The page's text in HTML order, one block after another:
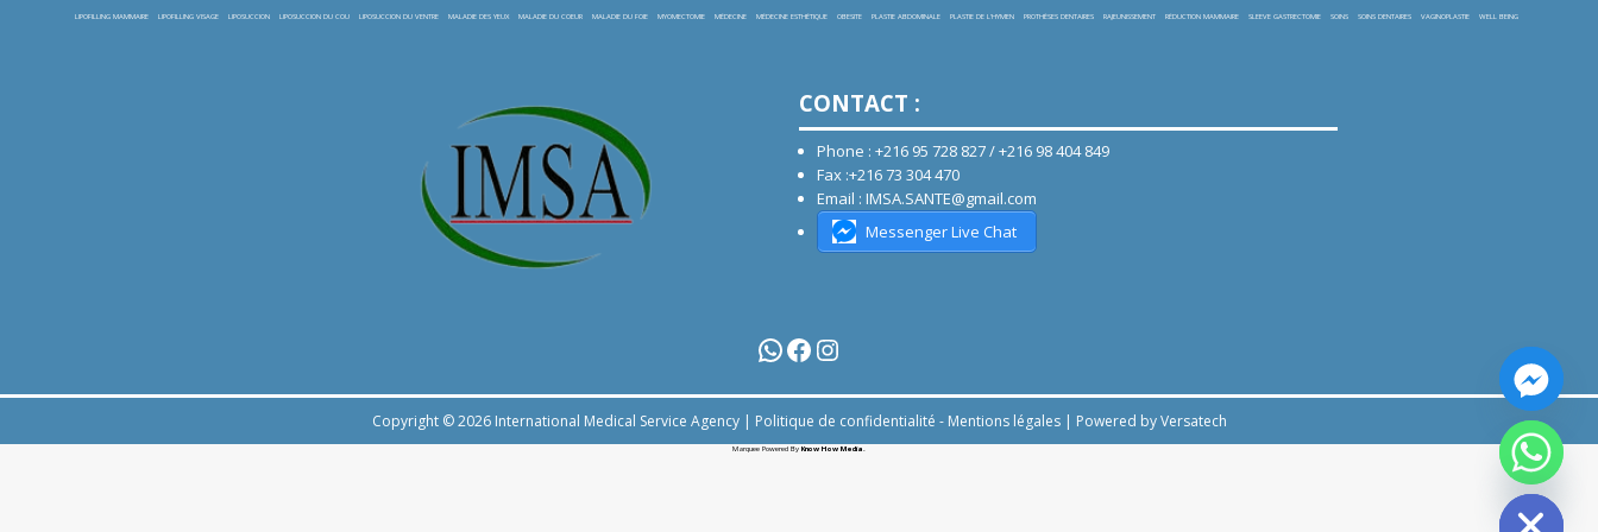
LIPOFILLING MAMMAIRE LIPOFILLING VISAGE LIPOSUCCION LIPOSUCCION DU COU LIPOSUCCION DU VENTRE MALADIE DES YEUX MALADIE DU COEUR MALADIE DU FOIE MYOMECTOMIE MÉDECINE MÉDECINE ESTHÉTIQUE OBESITE PLASTIE ABDOMINALE PLASTIE DE L'HYMEN PROTHÈSES DENTAIRES RAJEUNISSEMENT RÉDUCTION MAMMAIRE SLEEVE GASTRECTOMIE SOINS SOINS DENTAIRES VAGINOPLASTIE WELL BEING
CONTACT :
Phone : +216 95 728 827 / +216 98 404 849
Fax :+216 73 304 470
Email : IMSA.SANTE@gmail.com
Messenger Live Chat
Copyright © 2026 International Medical Service Agency | Politique de confidentialité - Mentions légales| Powered by Versatech
Marquee Powered By Know How Media.
Hide chaty